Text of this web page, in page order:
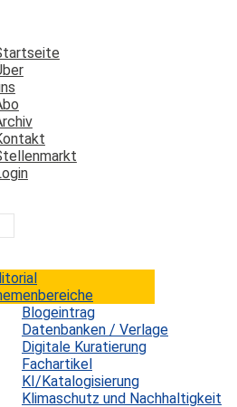
Blogeintrag
Datenbanken / Verlage
Digitale Kuratierung
Fachartikel
KI/Katalogisierung
Klimaschutz und Nachhaltigkeit
Netzwerken auf
2013